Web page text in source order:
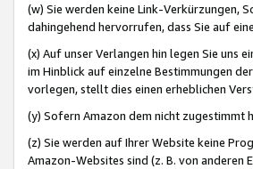
(w) Sie werden keine Link-Verkürzungen,
dahingehend hervorrufen, dass Sie auf
(x) Auf unser Verlangen hin legen Sie uns
im Hinblick auf einzelne Bestimmungen
vorlegen, stellt dies einen erheblichen
(y) Sofern Amazon dem nicht zugestimmt
(z) Sie werden auf Ihrer Website keine
Amazon-Websites sind (z. B. von